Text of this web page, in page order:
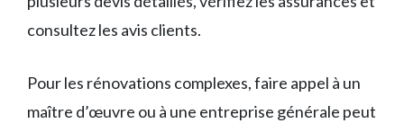
consultez les avis clients.
Pour les rénovations complexes, faire appel à un
maître d’œuvre ou à une entreprise générale peut